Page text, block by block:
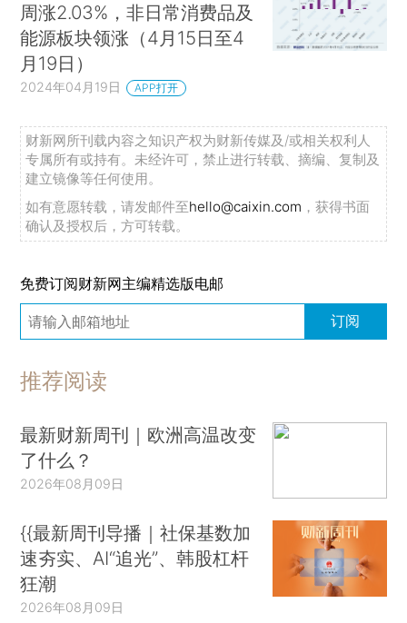
周涨2.03%，非日常消费品及
能源板块领涨（4月15日至4
月19日）
2024年04月19日 APP打开
财新网所刊载内容之知识产权为财新传媒及/或相关权利人
专属所有或持有。未经许可，禁止进行转载、摘编、复制及
建立镜像等任何使用。
如有意愿转载，请发邮件至hello@caixin.com ，获得书面
确认及授权后，方可转载。
免费订阅财新网主编精选版电邮
订阅
推荐阅读
最新财新周刊｜欧洲高温改变
了什么？
2026年08月09日
{{最新周刊导播｜社保基数加
速夯实、AI“追光”、韩股杠杆
狂潮
2026年08月09日